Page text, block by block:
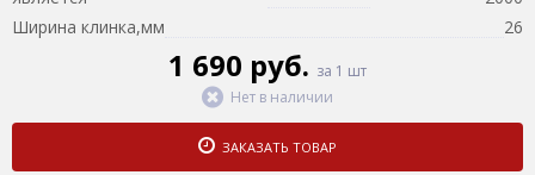
Ширина клинка,мм
26
1 690 руб. за 1 шт
Нет в наличии
ЗАКАЗАТЬ ТОВАР